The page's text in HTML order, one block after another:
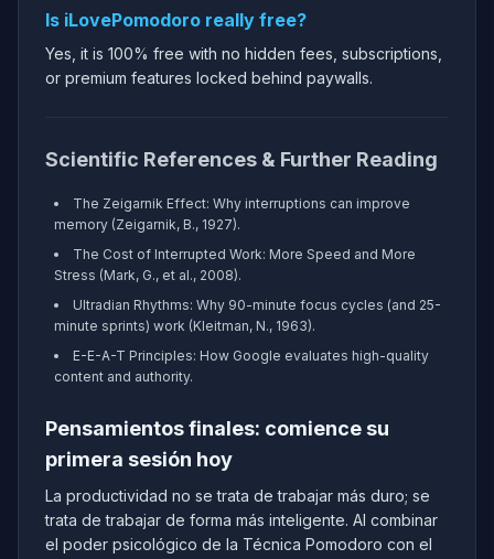
Is iLovePomodoro really free?
Yes, it is 100% free with no hidden fees, subscriptions,
or premium features locked behind paywalls.
Scientific References & Further Reading
The Zeigarnik Effect: Why interruptions can improve
memory (Zeigarnik, B., 1927).
The Cost of Interrupted Work: More Speed and More
Stress (Mark, G., et al., 2008).
Ultradian Rhythms: Why 90-minute focus cycles (and 25-
minute sprints) work (Kleitman, N., 1963).
E-E-A-T Principles: How Google evaluates high-quality
content and authority.
Pensamientos finales: comience su
primera sesión hoy
La productividad no se trata de trabajar más duro; se
trata de trabajar de forma más inteligente. Al combinar
el poder psicológico de la Técnica Pomodoro con el